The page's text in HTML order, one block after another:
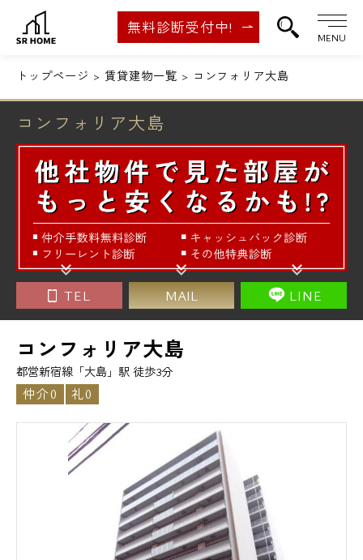
無料診断受付中!
MENU
トップページ 賃貸建物一覧 コンフォリア大島
コンフォリア大島
TEL MAIL LINE
コンフォリア大島
都営新宿線「大島」駅 徒歩3分
仲介0 礼0